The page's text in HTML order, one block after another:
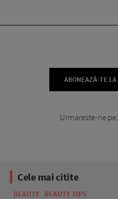
ABONEAZĂ-TE
Urmareste-ne pe:
Cele mai citite
BEAUTY BEAUTY TIPS